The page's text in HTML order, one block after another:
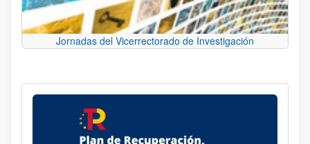
Jornadas del Vicerrectorado de Investigación